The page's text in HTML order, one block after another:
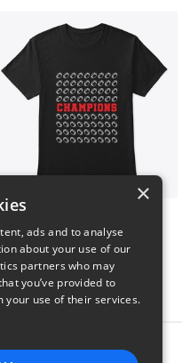
$23
product
×
ads and to analyse
about your use of our
partners who may
you’ve provided to
your use of their services.